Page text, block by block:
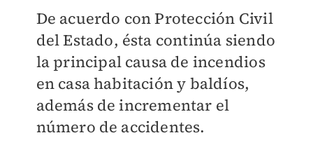
De acuerdo con Protección Civil
del Estado, ésta continúa siendo
la principal causa de incendios
en casa habitación y baldíos,
además de incrementar el
número de accidentes.